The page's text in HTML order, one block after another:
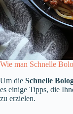
Wie man Schnelle
Um die Schnelle
es einige Tipps, die
zu erzielen.